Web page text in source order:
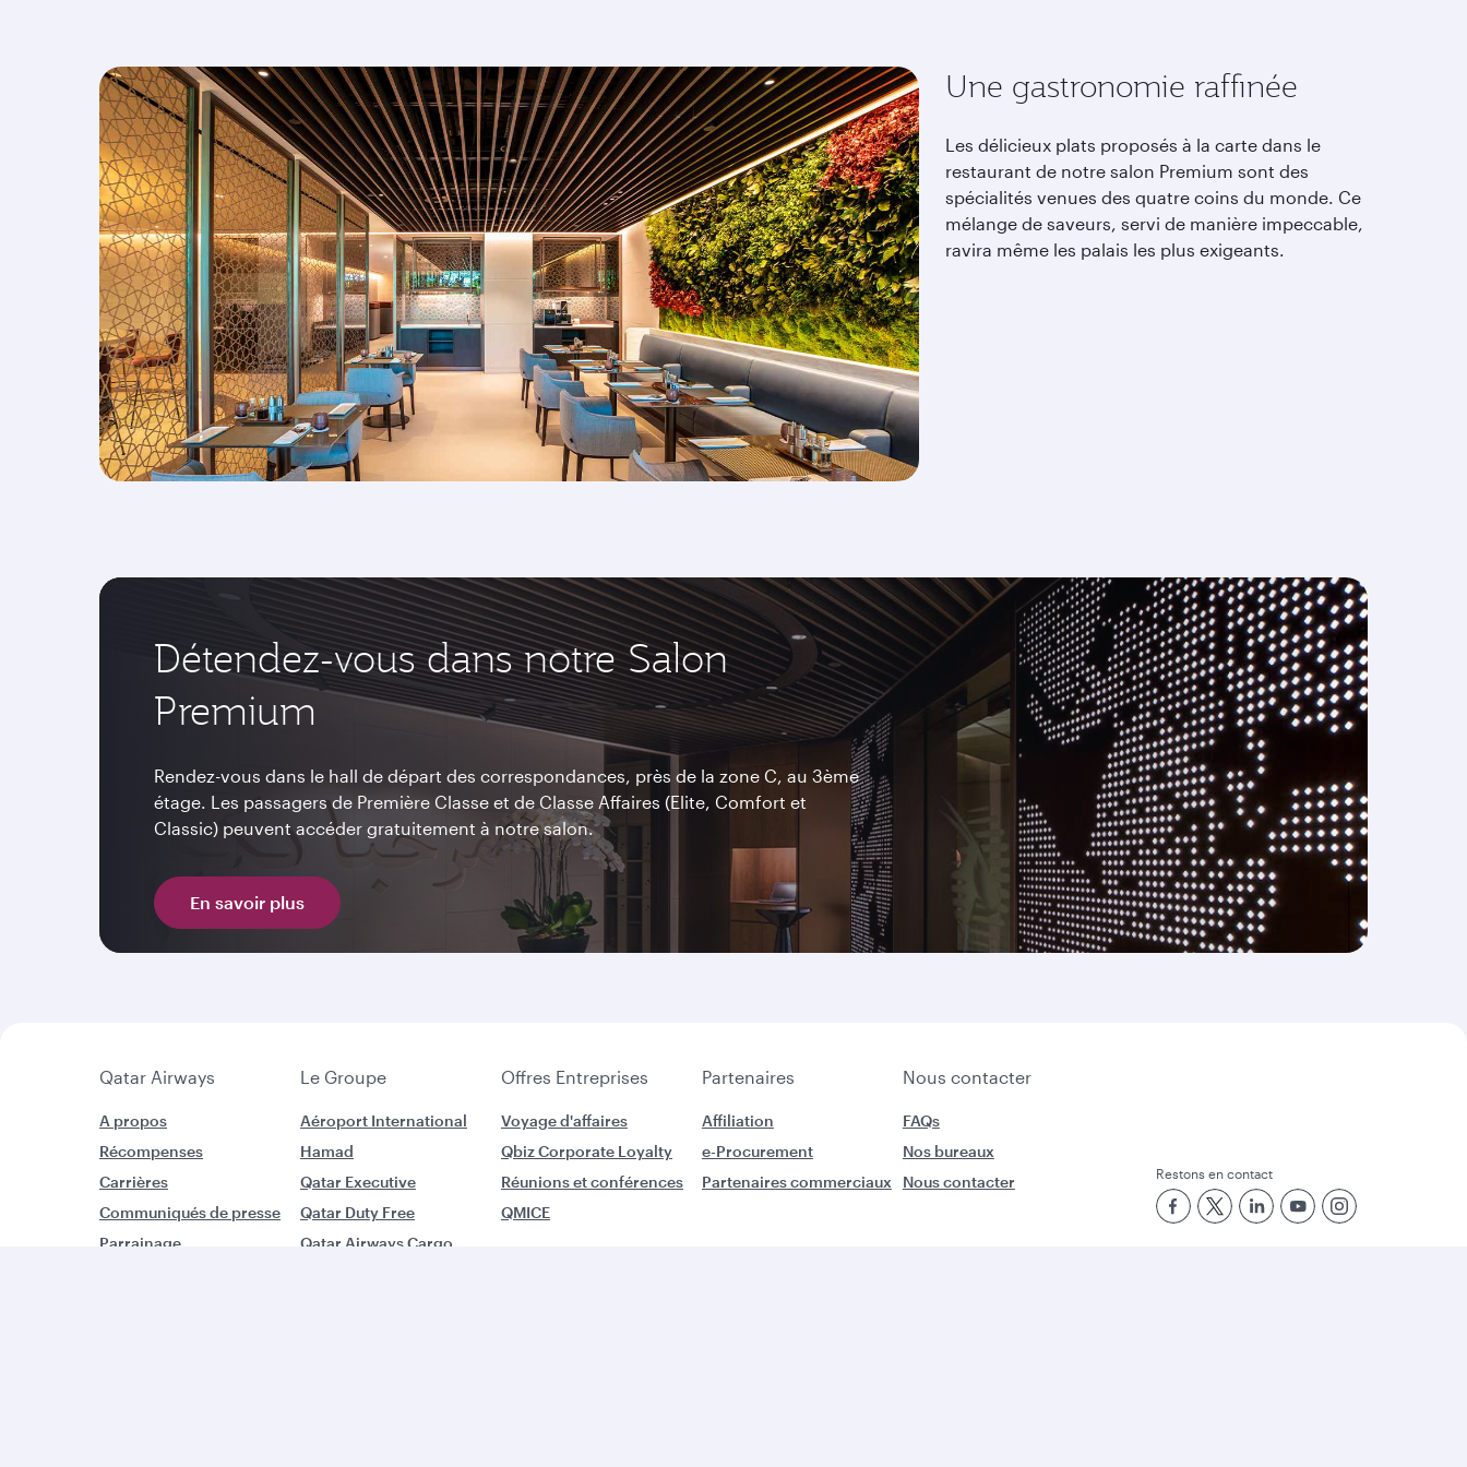
Une gastronomie raffinée
Les délicieux plats proposés à la carte dans le
restaurant de notre salon Premium sont des
spécialités venues des quatre coins du monde. Ce
mélange de saveurs, servi de manière impeccable,
ravira même les palais les plus exigeants.
Détendez-vous dans notre Salon
Premium
Rendez-vous dans le hall de départ des correspondances, près de la zone C, au 3ème
étage. Les passagers de Première Classe et de Classe Affaires (Elite, Comfort et
Classic) peuvent accéder gratuitement à notre salon.
En savoir plus
Qatar Airways Le Groupe Offres Entreprises Partenaires Nous contacter
A propos
Récompenses
Carrières
Communiqués de presse
Parrainage
Aéroport International
Hamad
Qatar Executive
Qatar Duty Free
Qatar Airways Cargo
Voyage d'affaires
Qbiz Corporate Loyalty
Réunions et conférences
QMICE
Affiliation
e-Procurement
Partenaires commerciaux
FAQs
Nos bureaux
Nous contacter
Restons en contact